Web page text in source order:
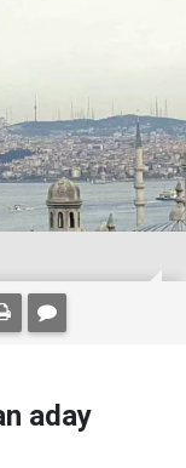
aday